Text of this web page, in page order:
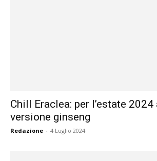
Chill Eraclea: per l’estate
versione ginseng
Redazione - 4 Luglio 2024